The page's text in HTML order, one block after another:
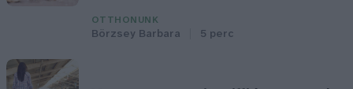
OTTHONUNK
Börzsey Barbara 5 perc